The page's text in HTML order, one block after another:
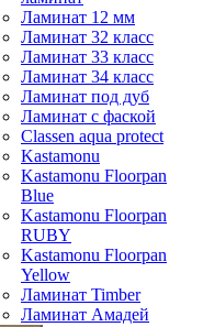
Ламинат 12 мм
Ламинат 32 класс
Ламинат 33 класс
Ламинат 34 класс
Ламинат под дуб
Ламинат с фаской
Classen aqua protect
Kastamonu
Kastamonu Floorpan
Blue
Kastamonu Floorpan
RUBY
Kastamonu Floorpan
Yellow
Ламинат Timber
Ламинат Амадей